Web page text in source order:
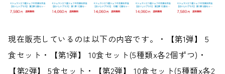
現在販売しているのは以下の内容です。・【第1弾】 5
食セット・【第1弾】 10食セット(5種類x各2個ずつ)・
【第2弾】 5食セット・【第2弾】 10食セット(5種類x各2